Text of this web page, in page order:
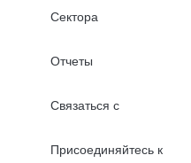
Сектора
Отчеты
Связаться с
Присоединяйтесь к